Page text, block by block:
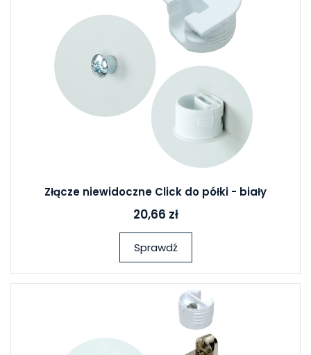
Złącze niewidoczne Click do półki - biały
20,66 zł
Sprawdź